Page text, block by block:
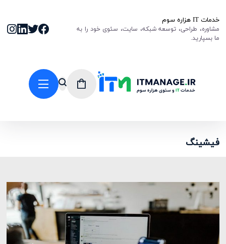
خدمات IT هزاره سوم
مشاوره، طراحی، توسعه شبکه، سایت، سئوی خود را به
ما بسپارید.
فیشینگ